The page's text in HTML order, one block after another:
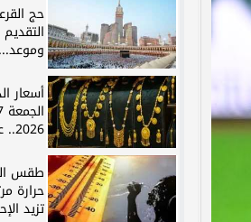
وموعد...
أسعار
2026.. عيار...
طقس
حرارة
تزيد